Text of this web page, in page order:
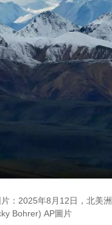
：2025年8月12日，北美
Bohrer) AP圖片